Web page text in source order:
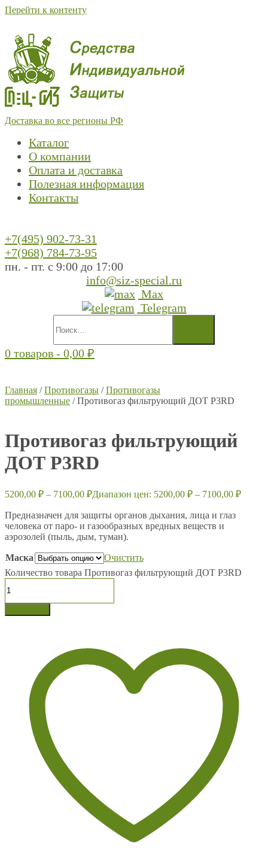
Перейти к контенту
Доставка во все регионы РФ
Каталог
О компании
Оплата и доставка
Полезная информация
Контакты
+7(495) 902-73-31
+7(968) 784-73-95
пн. - пт. с 9:00 до 17:00
info@siz-special.ru
Max
Telegram
0 товаров - 0,00 ₽
Главная /Противогазы /Противогазы
промышленные / Противогаз фильтрующий ДОТ Р3RD
Противогаз фильтрующий
ДОТ Р3RD
5200,00 ₽ – 7100,00 ₽Диапазон цен: 5200,00 ₽ – 7100,00 ₽
Предназначен для защиты органов дыхания, лица и глаз
человека от паро- и газообразных вредных веществ и
аэрозолей (пыль, дым, туман).
Маска
Очистить
Количество товара Противогаз фильтрующий ДОТ Р3RD